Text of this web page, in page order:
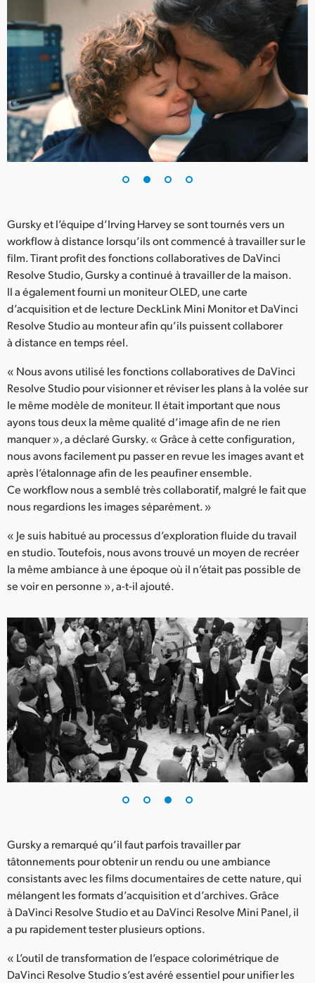
Turkey
UAE
Ukraine
United Kingdom
United States
Gursky et l’équipe d’Irving Harvey se sont tournés vers un
workflow à distance lorsqu’ils ont commencé à travailler sur le
film. Tirant profit des fonctions collaboratives de DaVinci
Resolve Studio, Gursky a continué à travailler de la maison.
Il a également fourni un moniteur OLED, une carte
d’acquisition et de lecture DeckLink Mini Monitor et DaVinci
Resolve Studio au monteur afin qu’ils puissent collaborer
à distance en temps réel.
« Nous avons utilisé les fonctions collaboratives de DaVinci
Resolve Studio pour visionner et réviser les plans à la volée sur
le même modèle de moniteur. Il était important que nous
ayons tous deux la même qualité d’image afin de ne rien
manquer », a déclaré Gursky. « Grâce à cette configuration,
nous avons facilement pu passer en revue les images avant et
après l’étalonnage afin de les peaufiner ensemble.
Ce workflow nous a semblé très collaboratif, malgré le fait que
nous regardions les images séparément. »
« Je suis habitué au processus d’exploration fluide du travail
en studio. Toutefois, nous avons trouvé un moyen de recréer
la même ambiance à une époque où il n’était pas possible de
se voir en personne », a-t-il ajouté.
Gursky a remarqué qu’il faut parfois travailler par
tâtonnements pour obtenir un rendu ou une ambiance
consistants avec les films documentaires de cette nature, qui
mélangent les formats d’acquisition et d’archives. Grâce
à DaVinci Resolve Studio et au DaVinci Resolve Mini Panel, il
a pu rapidement tester plusieurs options.
« L’outil de transformation de l’espace colorimétrique de
DaVinci Resolve Studio s’est avéré essentiel pour unifier les